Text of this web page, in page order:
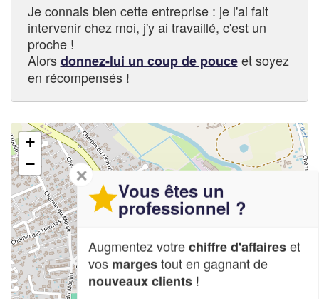
Je connais bien cette entreprise : je l'ai fait
intervenir chez moi, j'y ai travaillé, c'est un
proche !
Alorsdonnez-lui un coup de pouceet soyez
en récompensés !
+
−
✕
Vous êtes un
professionnel ?
Augmentez votrechiffre d'affaireset
vos margestout en gagnant de
nouveaux clients !